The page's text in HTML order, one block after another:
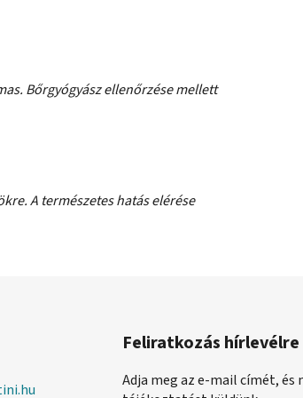
Bőrgyógyász ellenőrzése mellett
A természetes hatás elérése
Feliratkozás hírlevélre
Adja meg az e-mail címét, és